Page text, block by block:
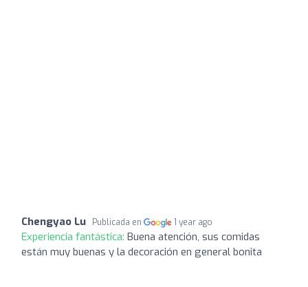
Chengyao Lu Publicada en 1 year ago
Experiencia fantástica: Buena atención, sus comidas
están muy buenas y la decoración en general bonita